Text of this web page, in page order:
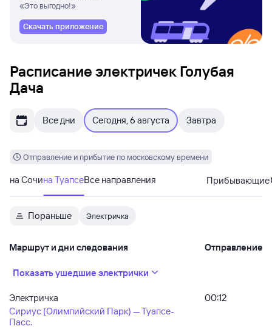
«Это выгодно!»
Скачать приложение
Расписание электричек Голубая
Дача
Все дни Сегодня, 6 августа Завтра
Отправление и прибытие по московскому времени
на Сочина ТуапсеВсе направления Прибывающие
Пораньше Электричка
Маршрут и дни следования Отправление
Показать ушедшие электрички
Электричка
Сириус (Олимпийский Парк) — Туапсе-
Пасс.
00:12